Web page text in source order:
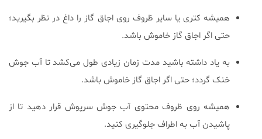
همیشه کتری یا سایر ظروف روی اجاق گاز را داغ در نظر بگیرید؛
حتی اگر اجاق گاز خاموش باشد.
به یاد داشته باشید مدت زمان زیادی طول می‌کشد تا آب جوش
خنک گردد؛ حتی اگر اجاق گاز خاموش باشد.
همیشه روی ظروف محتوی آب جوش سرپوش قرار دهید تا از
پاشیدن آب به اطراف جلوگیری کنید.